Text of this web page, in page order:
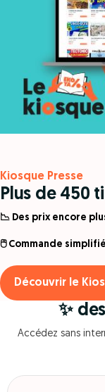
Kiosque Presse
Plus de 450
📉 Des prix encore
🖱️ Commande
Découvrir le
✨
Accédez sans